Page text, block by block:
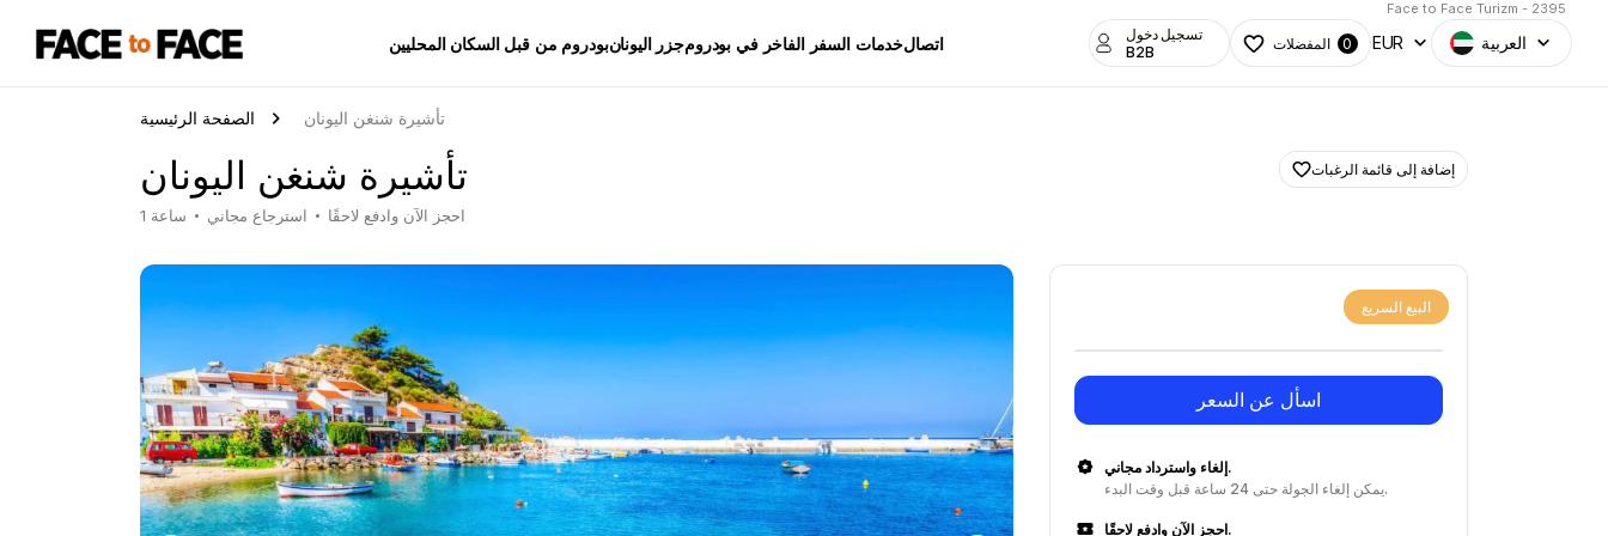
Face to Face Turizm - 2395
بودروم من قبل السكان المحليينجزر اليونانخدمات السفر الفاخر في بودروماتصال
تسجيل دخول
B2B
المفضلات 0 EUR العربية
الصفحة الرئيسية تأشيرة شنغن اليونان
تأشيرة شنغن اليونان
1 ساعة استرجاع مجاني احجز الآن وادفع لاحقًا
إضافة إلى قائمة الرغبات
البيع السريع
اسأل عن السعر
إلغاء واسترداد مجاني.
يمكن إلغاء الجولة حتى 24 ساعة قبل وقت البدء.
احجز الآن وادفع لاحقًا.